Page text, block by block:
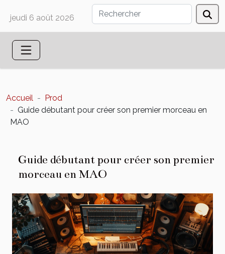
jeudi 6 août 2026
Accueil
Prod
Guide débutant pour créer son premier morceau en
MAO
Guide débutant pour créer son premier
morceau en MAO